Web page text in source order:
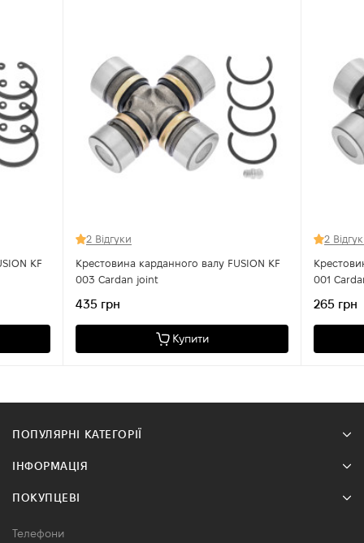
KF
2 Відгуки
Крестовина карданного валу FUSION KF
003 Cardan joint
435 грн
Купити
2
001
265 грн
ПОПУЛЯРНІ КАТЕГОРІЇ
ІНФОРМАЦІЯ
ПОКУПЦЕВІ
Телефони